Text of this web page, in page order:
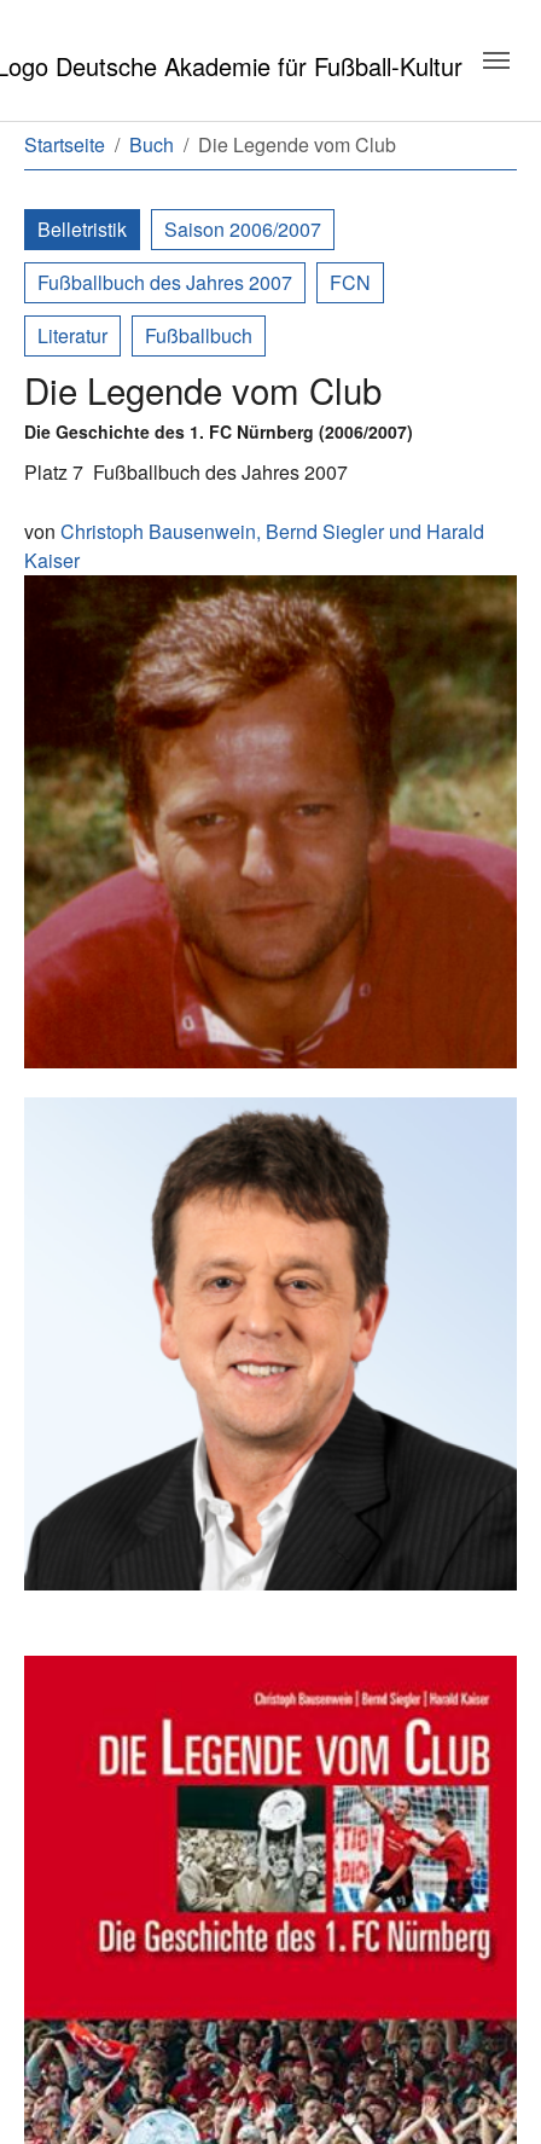
Sie sind hier:
Startseite Buch Die Legende vom Club
Belletristik
Saison 2006/2007
Fußballbuch des Jahres 2007
FCN
Literatur
Fußballbuch
Die Legende vom Club
Die Geschichte des 1. FC Nürnberg (2006/2007)
Platz 7 Fußballbuch des Jahres 2007
von Christoph Bausenwein, Bernd Sieglerund Harald
Kaiser